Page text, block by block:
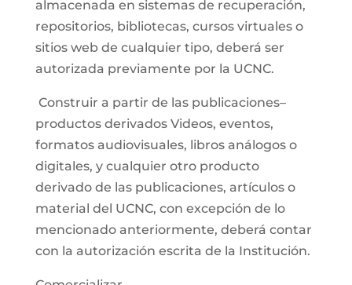
almacenada en sistemas de recuperación,
repositorios, bibliotecas, cursos virtuales o
sitios web de cualquier tipo, deberá ser
autorizada previamente por la UCNC.
Construir a partir de las publicaciones–
productos derivados Videos, eventos,
formatos audiovisuales, libros análogos o
digitales, y cualquier otro producto
derivado de las publicaciones, artículos o
material del UCNC, con excepción de lo
mencionado anteriormente, deberá contar
con la autorización escrita de la Institución.